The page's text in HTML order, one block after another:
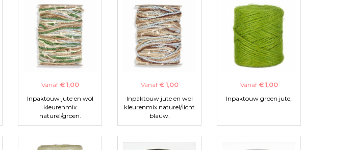
Vanaf € 1,00
Inpaktouw jute en wol
kleurenmix
naturel/groen.
Vanaf € 1,00
Inpaktouw jute en wol
kleurenmix naturel/licht
blauw.
Vanaf € 1,00
Inpaktouw groen jute.